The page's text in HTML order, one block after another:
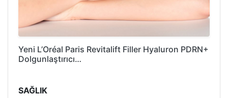
Yeni L’Oréal Paris Revitalift Filler Hyaluron PDRN+
Dolgunlaştırıcı…
SAĞLIK